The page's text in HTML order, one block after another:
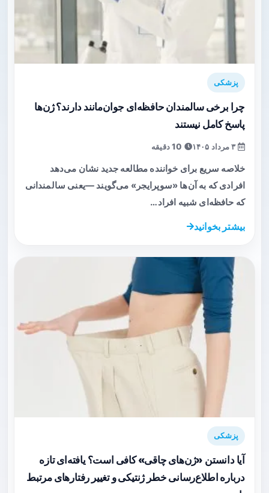
پزشکی
چرا برخی سالمندان حافظه‌ای جوان‌مانند دارند؟ ژن‌ها
پاسخ کامل نیستند
خلاصه سریع برای خواننده مطالعه جدید نشان می‌دهد
افرادی که به آن‌ها «سوپرایجر» می‌گویند —یعنی سالمندانی
که حافظه‌ای شبیه افراد…
بیشتر بخوانید
پزشکی
آیا دانستن «ژن‌های چاقی» کافی است؟ یافته‌ای تازه
درباره اطلاع‌رسانی خطر ژنتیکی و تغییر رفتارهای مرتبط